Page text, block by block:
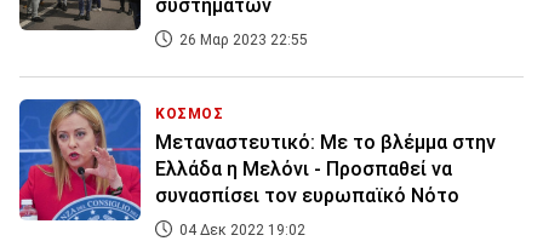
συστημάτων
26 Μαρ 2023 22:55
ΚΟΣΜΟΣ
Μεταναστευτικό: Με το βλέμμα στην
Ελλάδα η Μελόνι - Προσπαθεί να
συνασπίσει τον ευρωπαϊκό Νότο
04 Δεκ 2022 19:02